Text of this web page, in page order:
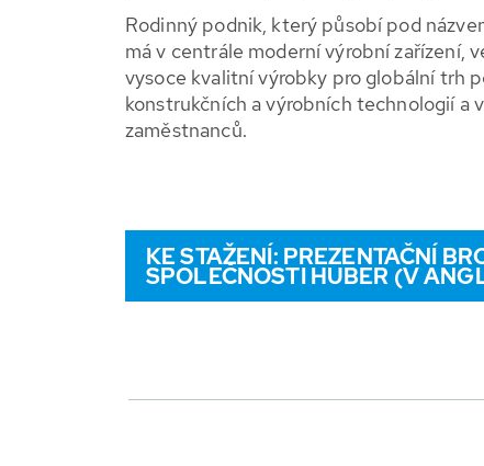
Rodinný podnik, který působí pod
má v centrále moderní výrobní zařízení,
vysoce kvalitní výrobky pro globální trh
konstrukčních a výrobních technologií a
zaměstnanců.
KE STAŽENÍ: PREZENTAČNÍ
SPOLEČNOSTI HUBER (V